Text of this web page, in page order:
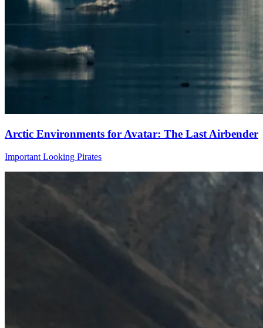
Arctic Environments for Avatar: The Last Airbender
Important Looking Pirates